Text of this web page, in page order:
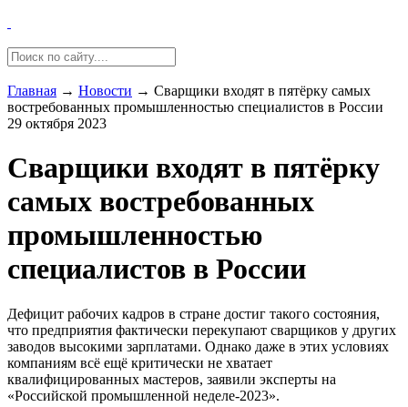
Главная → Новости → Сварщики входят в пятёрку самых
востребованных промышленностью специалистов в России
29 октября 2023
Сварщики входят в пятёрку
самых востребованных
промышленностью
специалистов в России
Дефицит рабочих кадров в стране достиг такого состояния,
что предприятия фактически перекупают сварщиков у других
заводов высокими зарплатами. Однако даже в этих условиях
компаниям всё ещё критически не хватает
квалифицированных мастеров, заявили эксперты на
«Российской промышленной неделе-2023».